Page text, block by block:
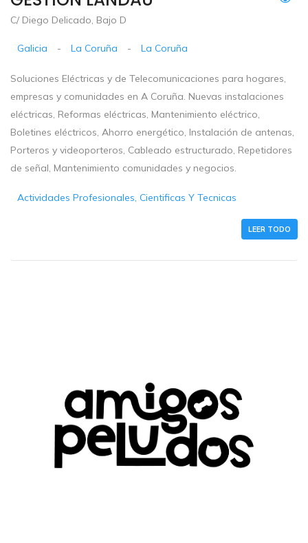
C/ Diego Delicado, Bajo D
Galicia - La Coruña - La Coruña
Soluciones Eléctricas y de Telecomunicaciones para hogares,
empresas y comunidades en A Coruña. Nuevas instalaciones
eléctricas, Reformas eléctricas, Mantenimiento eléctrico,
Boletines eléctricos, Ahorro energético, Instalación de antenas,
Porteros y videoporteros, Cableado estructurado, Repetidores
de señal, Mantenimiento comunidades y negocios.
Actividades Profesionales, Cientificas Y Tecnicas
LEER TODO